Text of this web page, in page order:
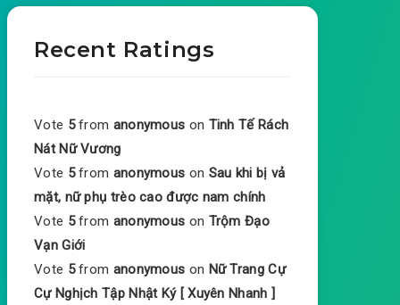
Recent Ratings
Vote 5 from anonymous on Tinh Tế Rách
Nát Nữ Vương
Vote 5 from anonymous on Sau khi bị vả
mặt, nữ phụ trèo cao được nam chính
Vote 5 from anonymous on Trộm Đạo
Vạn Giới
Vote 5 from anonymous on Nữ Trang Cự
Cự Nghịch Tập Nhật Ký [ Xuyên Nhanh ]